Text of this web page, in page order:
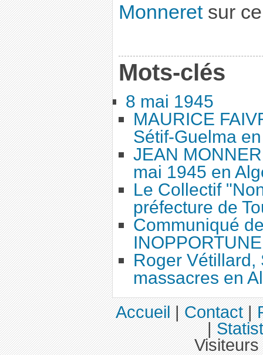
Monneretsur
Mots-clés
8 mai 1945
MAURICE
Sétif-Guelma
JEAN
mai 1945 en
Le Collectif
préfecture de
Communiqué
Roger Vétillard,
massacres en
Accueil|Contact|
|